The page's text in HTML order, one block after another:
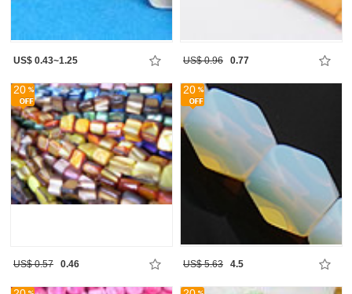
US$ 0.43~1.25 US$ 0.96 0.77
20
US$ 0.57 0.46
20
US$ 5.63 4.5